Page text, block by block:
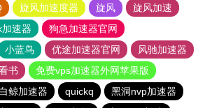
旋风加速度器 旋风
旋风加速
速器
狗急加速器官网
小蓝鸟 优途加速器官网
风驰加速器
书
免费vps加速器外网苹果版
白鲸加速器 quickq
黑洞nvp加速器